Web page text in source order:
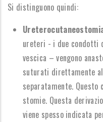
Si distinguono quindi:
ureteri - i due condotti
vescica – vengono
suturati direttamente
separatamente.
stomie. Questa
viene spesso indicata